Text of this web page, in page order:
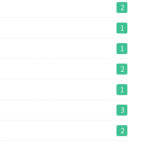
2
1
1
2
1
3
2